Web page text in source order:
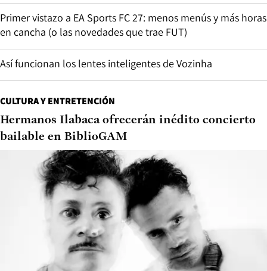
Primer vistazo a EA Sports FC 27: menos menús y más horas
en cancha (o las novedades que trae FUT)
Así funcionan los lentes inteligentes de Vozinha
CULTURA Y ENTRETENCIÓN
Hermanos Ilabaca ofrecerán inédito concierto
bailable en BiblioGAM